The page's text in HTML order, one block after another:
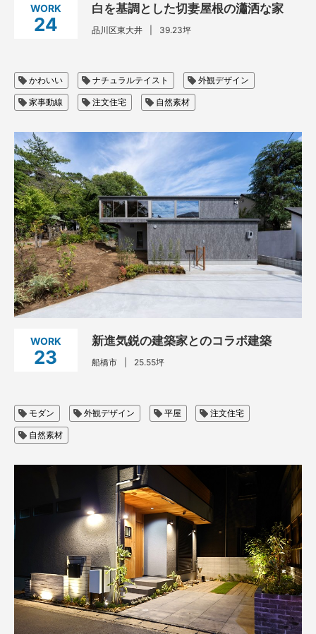
WORK
24
白を基調とした切妻屋根の瀟洒な家
品川区東大井 39.23坪
かわいい ナチュラルテイスト 外観デザイン
家事動線 注文住宅 自然素材
WORK
23
新進気鋭の建築家とのコラボ建築
船橋市 25.55坪
モダン 外観デザイン 平屋 注文住宅
自然素材